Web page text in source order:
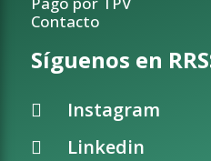
Contacto
Síguenos en
Instagram
Linkedin